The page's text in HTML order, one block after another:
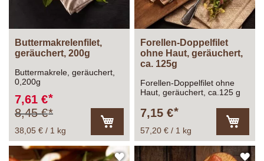
Buttermakrelenfilet,
geräuchert, 200g
Buttermakrele, geräuchert,
0,200g
Sonderangebot
7,61 €
8,45 €
38,05 € / 1 kg
den
Warenkorb
Forellen-Doppelfilet
ohne Haut, geräuchert,
ca. 125g
Forellen-Doppelfilet ohne
Haut, geräuchert, ca.125 g
7,15 €
57,20 € / 1 kg
den
ZUR